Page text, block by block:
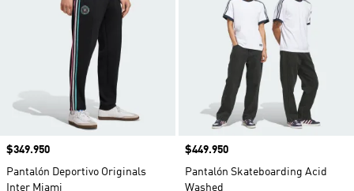
Precio
$349.950
Pantalón Deportivo Originals
Inter Miami
Precio
$449.950
Pantalón Skateboarding Acid
Washed